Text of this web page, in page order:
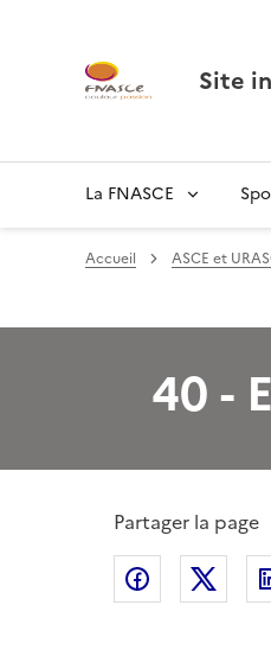
Site
La FNASCE
Accueil ASCE et
40 -
Partager la page
Partager